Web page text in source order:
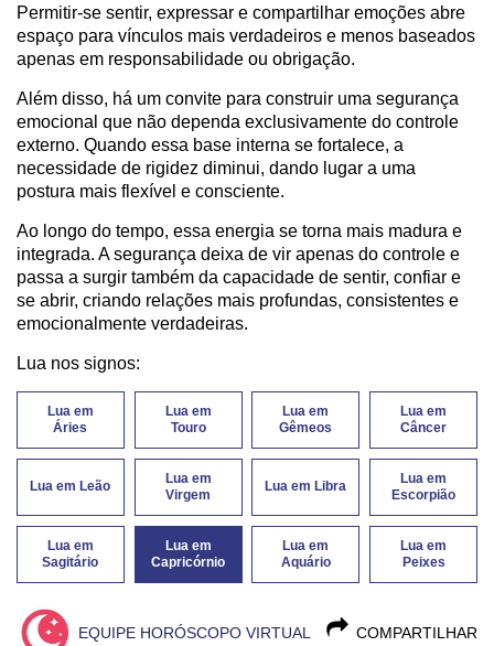
Permitir-se sentir, expressar e compartilhar emoções abre
espaço para vínculos mais verdadeiros e menos baseados
apenas em responsabilidade ou obrigação.
Além disso, há um convite para construir uma segurança
emocional que não dependa exclusivamente do controle
externo. Quando essa base interna se fortalece, a
necessidade de rigidez diminui, dando lugar a uma
postura mais flexível e consciente.
Ao longo do tempo, essa energia se torna mais madura e
integrada. A segurança deixa de vir apenas do controle e
passa a surgir também da capacidade de sentir, confiar e
se abrir, criando relações mais profundas, consistentes e
emocionalmente verdadeiras.
Lua nos signos:
Lua em
Áries
Lua em
Touro
Lua em
Gêmeos
Lua em
Câncer
Lua em Leão
Lua em
Virgem
Lua em Libra
Lua em
Escorpião
Lua em
Sagitário
Lua em
Capricórnio
Lua em
Aquário
Lua em
Peixes
COMPARTILHAR
EQUIPE HORÓSCOPO VIRTUAL